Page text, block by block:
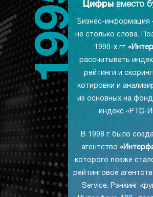
Цифры вместо
Бизнес-информация
не столько слова.
1990-х гг.
рассчитывать
рейтинги и
котировки и
из основных на
индекс «РТС-
В 1998 г. было
агентство
которого позже
рейтинговое
Service. Рэнкинг